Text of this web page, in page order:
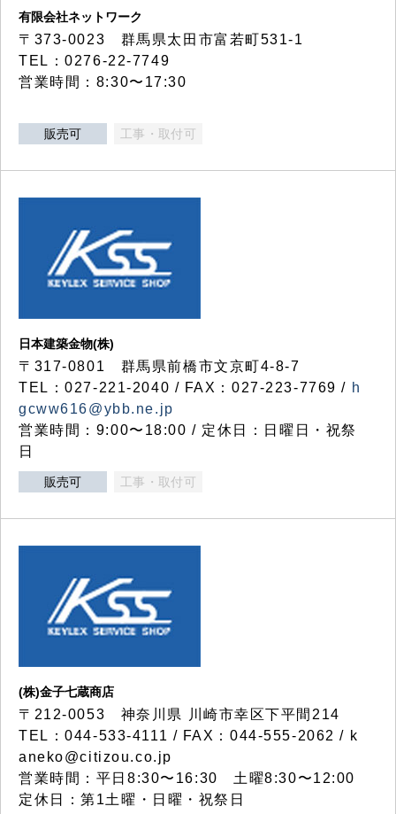
有限会社ネットワーク
〒373-0023 群馬県太田市富若町531-1
TEL：0276-22-7749
営業時間：8:30〜17:30
販売可 工事・取付可
日本建築金物(株)
〒317‐0801 群馬県前橋市文京町4-8-7
TEL：027-221-2040 / FAX：027-223-7769 / h
gcww616@ybb.ne.jp
営業時間：9:00〜18:00 / 定休日：日曜日・祝祭
日
販売可 工事・取付可
(株)金子七蔵商店
〒212-0053 神奈川県 川崎市幸区下平間214
TEL：044-533-4111 / FAX：044-555-2062 / k
aneko@citizou.co.jp
営業時間：平日8:30〜16:30 土曜8:30〜12:00
定休日：第1土曜・日曜・祝祭日